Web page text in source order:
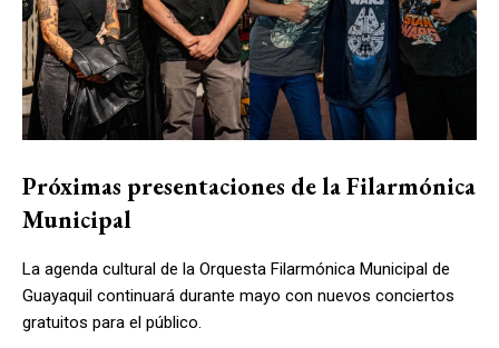
Próximas presentaciones de la Filarmónica
Municipal
La agenda cultural de la Orquesta Filarmónica Municipal de
Guayaquil continuará durante mayo con nuevos conciertos
gratuitos para el público.